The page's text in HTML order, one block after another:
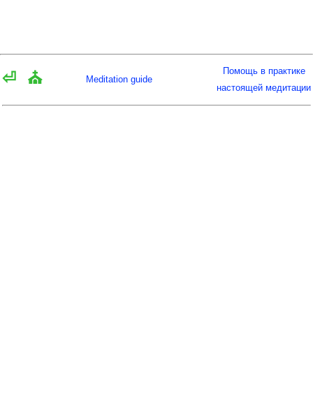
⏎ ⛪ Meditation guide
Помощь в практике
настоящей медитации